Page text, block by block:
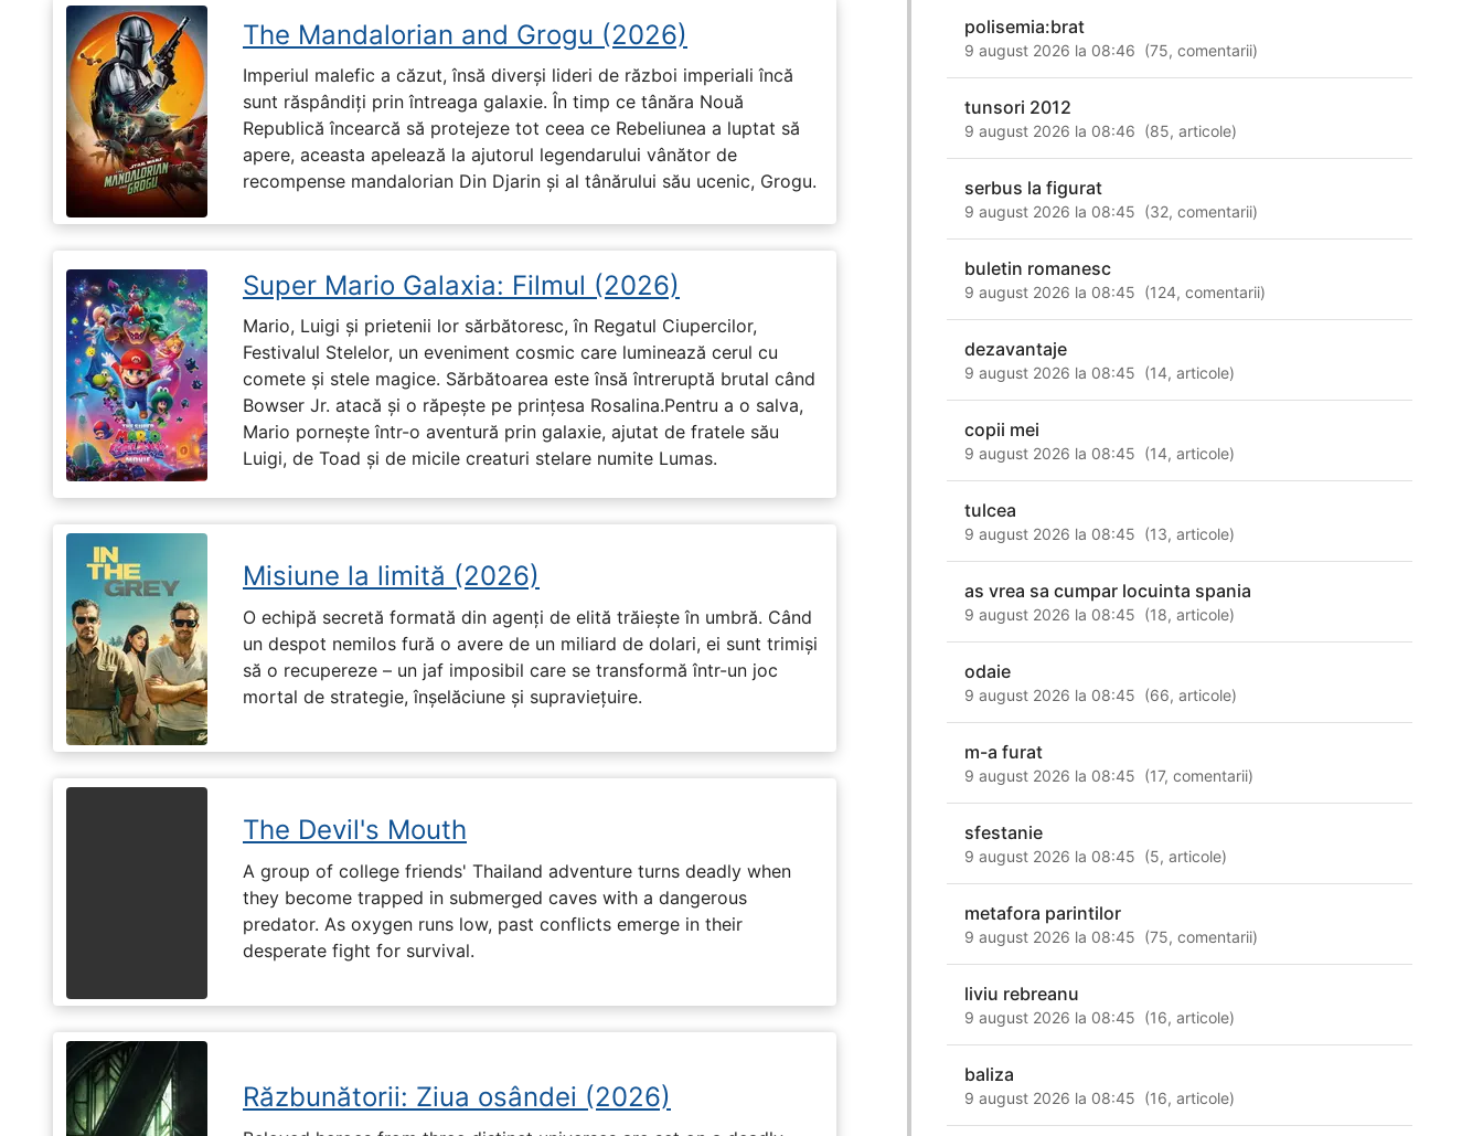
The Mandalorian and Grogu (2026)
Imperiul malefic a căzut, însă diverși lideri de război imperiali încă
sunt răspândiți prin întreaga galaxie. În timp ce tânăra Nouă
Republică încearcă să protejeze tot ceea ce Rebeliunea a luptat să
apere, aceasta apelează la ajutorul legendarului vânător de
recompense mandalorian Din Djarin și al tânărului său ucenic, Grogu.
Super Mario Galaxia: Filmul (2026)
Mario, Luigi și prietenii lor sărbătoresc, în Regatul Ciupercilor,
Festivalul Stelelor, un eveniment cosmic care luminează cerul cu
comete și stele magice. Sărbătoarea este însă întreruptă brutal când
Bowser Jr. atacă și o răpește pe prinţesa Rosalina.Pentru a o salva,
Mario pornește într-o aventură prin galaxie, ajutat de fratele său
Luigi, de Toad și de micile creaturi stelare numite Lumas.
Misiune la limită (2026)
O echipă secretă formată din agenți de elită trăiește în umbră. Când
un despot nemilos fură o avere de un miliard de dolari, ei sunt trimiși
să o recupereze – un jaf imposibil care se transformă într-un joc
mortal de strategie, înșelăciune și supraviețuire.
The Devil's Mouth
A group of college friends' Thailand adventure turns deadly when
they become trapped in submerged caves with a dangerous
predator. As oxygen runs low, past conflicts emerge in their
desperate fight for survival.
Răzbunătorii: Ziua osândei (2026)
polisemia:brat
9 august 2026 la 08:46 (75,comentarii)
tunsori 2012
9 august 2026 la 08:46 (85,articole)
serbus la figurat
9 august 2026 la 08:45 (32,comentarii)
buletin romanesc
9 august 2026 la 08:45 (124,comentarii)
dezavantaje
9 august 2026 la 08:45 (14,articole)
copii mei
9 august 2026 la 08:45 (14,articole)
tulcea
9 august 2026 la 08:45 (13,articole)
as vrea sa cumpar locuinta spania
9 august 2026 la 08:45 (18,articole)
odaie
9 august 2026 la 08:45 (66,articole)
m-a furat
9 august 2026 la 08:45 (17,comentarii)
sfestanie
9 august 2026 la 08:45 (5,articole)
metafora parintilor
9 august 2026 la 08:45 (75,comentarii)
liviu rebreanu
9 august 2026 la 08:45 (16,articole)
baliza
9 august 2026 la 08:45 (16,articole)